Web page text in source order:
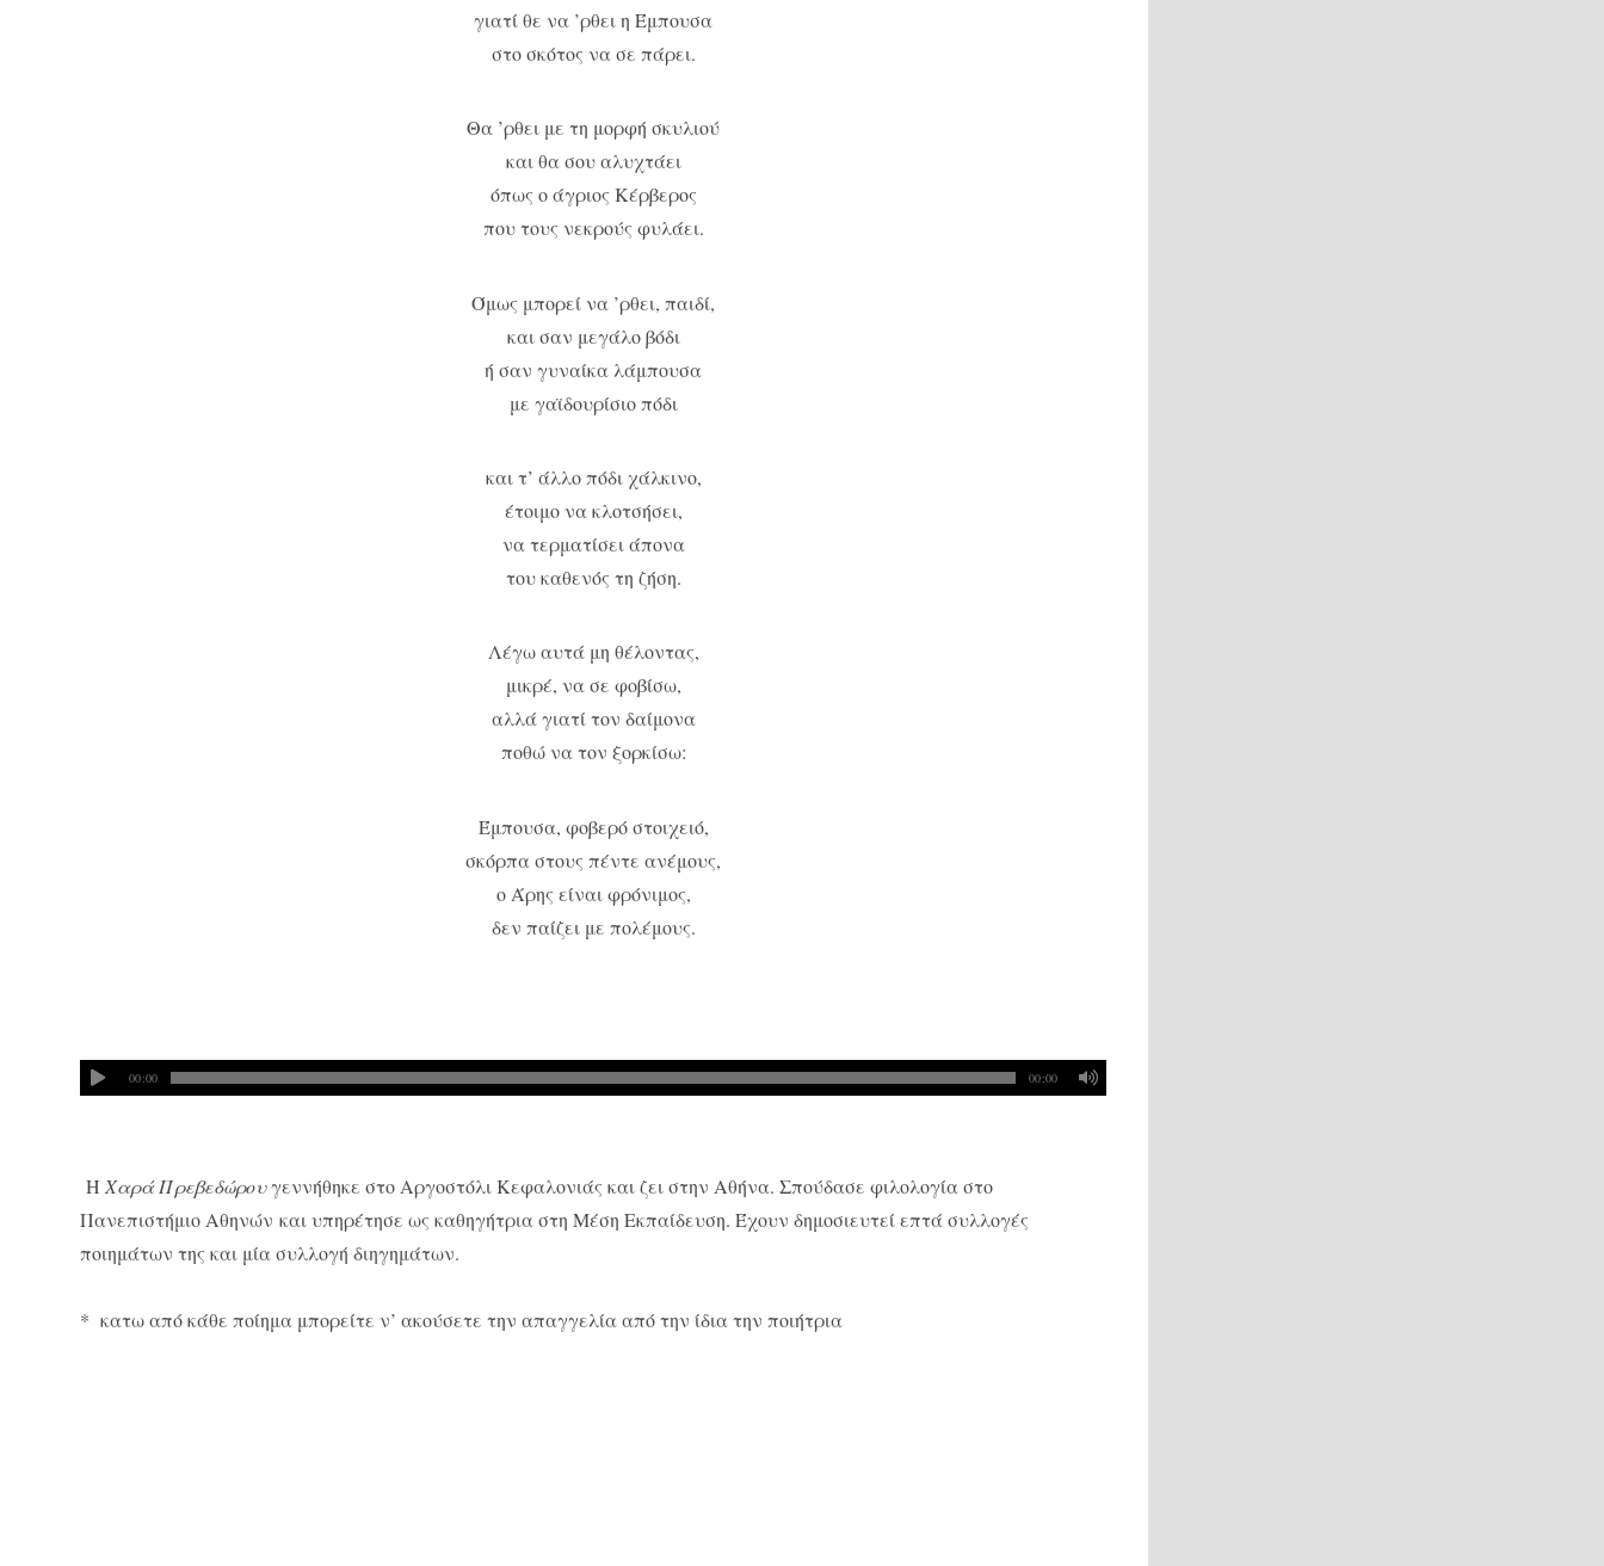
γιατί θε να ’ρθει η Έμπουσα
στο σκότος να σε πάρει.
Θα ’ρθει με τη μορφή σκυλιού
και θα σου αλυχτάει
όπως ο άγριος Κέρβερος
που τους νεκρούς φυλάει.
Όμως μπορεί να ’ρθει, παιδί,
και σαν μεγάλο βόδι
ή σαν γυναίκα λάμπουσα
με γαϊδουρίσιο πόδι
και τ’ άλλο πόδι χάλκινο,
έτοιμο να κλοτσήσει,
να τερματίσει άπονα
του καθενός τη ζήση.
Λέγω αυτά μη θέλοντας,
μικρέ, να σε φοβίσω,
αλλά γιατί τον δαίμονα
ποθώ να τον ξορκίσω:
Έμπουσα, φοβερό στοιχειό,
σκόρπα στους πέντε ανέμους,
ο Άρης είναι φρόνιμος,
δεν παίζει με πολέμους.
00:00 00:00
Η Χαρά Πρεβεδώρουγεννήθηκε στο Αργοστόλι Κεφαλονιάς και ζει στην Αθήνα. Σπούδασε φιλολογία στο
Πανεπιστήμιο Αθηνών και υπηρέτησε ως καθηγήτρια στη Μέση Εκπαίδευση. Έχουν δημοσιευτεί επτά συλλογές
ποιημάτων της και μία συλλογή διηγημάτων.
* κατω από κάθε ποίημα μπορείτε ν’ ακούσετε την απαγγελία από την ίδια την ποιήτρια